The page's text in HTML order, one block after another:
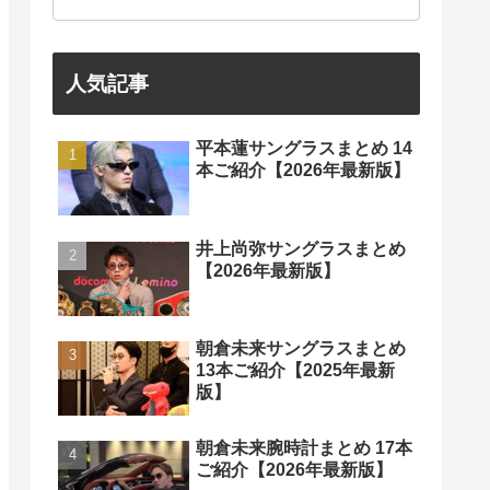
人気記事
平本蓮サングラスまとめ 14
本ご紹介【2026年最新版】
井上尚弥サングラスまとめ
【2026年最新版】
朝倉未来サングラスまとめ
13本ご紹介【2025年最新
版】
朝倉未来腕時計まとめ 17本
ご紹介【2026年最新版】